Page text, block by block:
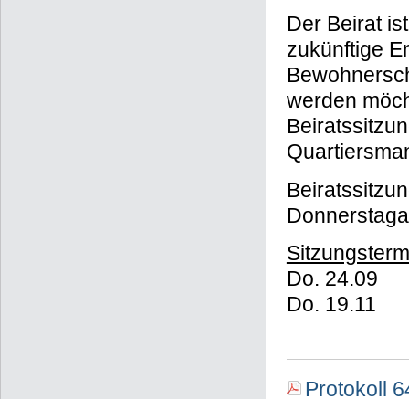
Der Beirat
zukünftige
werden
Do. 24.09
Do. 19.11
Protokoll